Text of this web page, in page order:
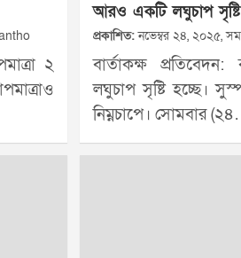
২
আরও একটি লঘুচাপ সৃষ্টি
প্রকাশিত:নভেম্বর ২৪, ২০২৫,
বার্তাকক্ষ
লঘুচাপ সৃষ্টি হচ্ছে।
নিম্নচাপে। সোমবার